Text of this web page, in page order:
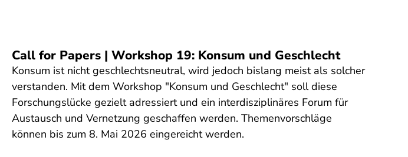
Call for Papers | Workshop 19: Konsum und Geschlecht
Konsum ist nicht geschlechtsneutral, wird jedoch bislang meist als solcher
verstanden. Mit dem Workshop "Konsum und Geschlecht" soll diese
Forschungslücke gezielt adressiert und ein interdisziplinäres Forum für
Austausch und Vernetzung geschaffen werden. Themenvorschläge
können bis zum 8. Mai 2026 eingereicht werden.